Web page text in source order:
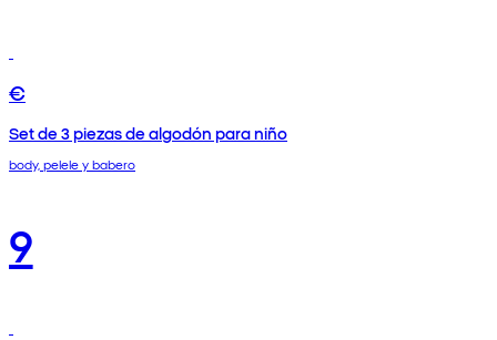
€
Set de 3 piezas de algodón para niño
body, pelele y babero
9